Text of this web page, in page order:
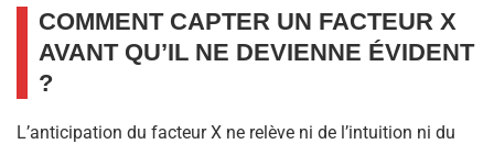
COMMENT CAPTER UN FACTEUR X
AVANT QU’IL NE DEVIENNE ÉVIDENT
?
L’anticipation du facteur X ne relève ni de l’intuition ni du